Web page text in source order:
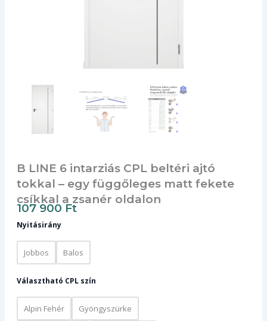
B LINE 6 intarziás CPL beltéri ajtó
tokkal – egy függőleges matt fekete
csíkkal a zsanér oldalon
107 900 Ft
Nyitásirány
Jobbos Balos
Választható CPL szín
Alpin Fehér Gyöngyszürke